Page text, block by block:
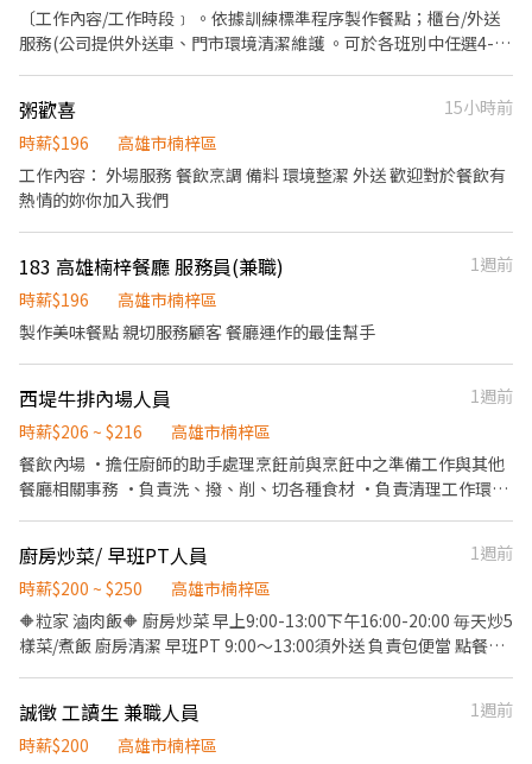
生日禮卷 6. 滿年資享特休假 7.福委會福利補助 ★★多項福利歡迎您
加入我們★★ 「歡迎喜歡日式餐飲的夥伴加入我們的團隊」
〔工作內容/工作時段﹞ 。依據訓練標準程序製作餐點；櫃台/外送
服務(公司提供外送車、門市環境清潔維護 。可於各班別中任選4-6
薪($2/時 ◆ 值班津貼：每小時40元(晉升幹部後 ◆ 健檢：任職滿一
年起，公司提供年度健檢照顧你的健康 ◆ 保險：除勞、健、勞退
外，公司更為你投保團保維護你的安全 ◆ 員工用餐折扣：每月任職
滿50小時，即享有乙次員工折扣優惠85折簡訊，除了自用也能分享
福利禮券 好好與家人歡慶 你旅遊我贊助，每年職福會提供你旅遊津
貼 好好享受幸福人生 ◎ 詳細工作時間於面試時告知
粥歡喜
15小時前
時薪$196
高雄市楠梓區
工作內容： 外場服務 餐飲烹調 備料 環境整潔 外送 歡迎對於餐飲有
熱情的妳你加入我們
183 高雄楠梓餐廳 服務員(兼職)
1週前
時薪$196
高雄市楠梓區
製作美味餐點 親切服務顧客 餐廳運作的最佳幫手
西堤牛排內場人員
1週前
時薪$206 ~ $216
高雄市楠梓區
餐飲內場 ·擔任廚師的助手處理烹飪前與烹飪中之準備工作與其他
餐廳相關事務 ·負責洗、撥、削、切各種食材 ·負責清理工作環
廚房炒菜/ 早班PT人員
1週前
時薪$200 ~ $250
高雄市楠梓區
🔶粒家 滷肉飯🔶 廚房炒菜 早上9:00-13:00下午16:00-20:00 毎天炒5
樣菜/煮飯 廚房清潔 早班PT 9:00～13:00須外送 負責包便當 點餐及
業 工讀 公司福利： 🔹享有員工餐 團保 可私訊或電話詢問 張小姐
0901234812 地址：高雄市楠梓區德賢路592巷12號
誠徵 工讀生 兼職人員
1週前
時薪$200
高雄市楠梓區